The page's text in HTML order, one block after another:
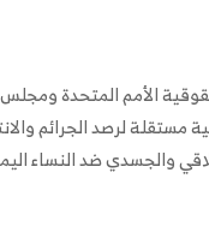
الأمم المتحدة ومجلس
مستقلة لرصد الجرائم
والجسدي ضد النساء